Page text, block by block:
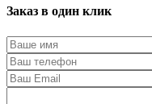
Заказ в один клик